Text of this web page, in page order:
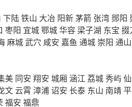
下陆铁山 大冶 阳新茅箭 张湾 郧阳
枣阳 宜城鄂城华容 梁子湖 东宝 掇
麻城武穴 咸安 嘉鱼 通城 崇阳 通山
美 同安 翔安 城厢 涵江 荔城秀屿
文 云霄 漳浦诏安 长泰 东山 南靖
福安 福鼎